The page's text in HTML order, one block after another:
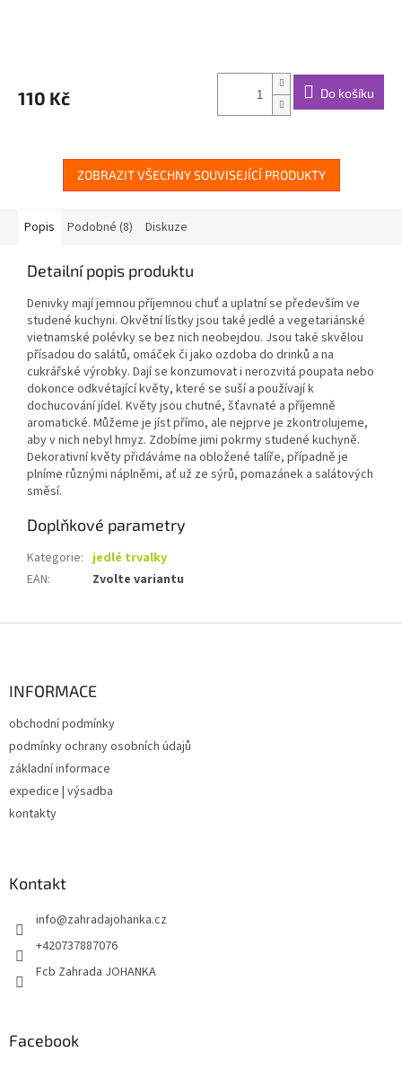
110 Kč Do košíku
ZOBRAZIT VŠECHNY SOUVISEJÍCÍ PRODUKTY
Popis Podobné (8) Diskuze
Detailní popis produktu
Denivky mají jemnou příjemnou chuť a uplatní se především ve
studené kuchyni. Okvětní lístky jsou také jedlé a vegetariánské
vietnamské polévky se bez nich neobejdou. Jsou také skvělou
přísadou do salátů, omáček či jako ozdoba do drinků a na
cukrářské výrobky. Dají se konzumovat i nerozvitá poupata nebo
dokonce odkvétající květy, které se suší a používají k
dochucování jídel. Květy jsou chutné, šťavnaté a příjemně
aromatické. Můžeme je jíst přímo, ale nejprve je zkontrolujeme,
aby v nich nebyl hmyz. Zdobíme jimi pokrmy studené kuchyně.
Dekorativní květy přidáváme na obložené talíře, případně je
plníme různými náplněmi, ať už ze sýrů, pomazánek a salátových
směsí.
Doplňkové parametry
Kategorie: jedlé trvalky
EAN: Zvolte variantu
INFORMACE
obchodní podmínky
podmínky ochrany osobních údajů
základní informace
expedice | výsadba
kontakty
Kontakt
info@zahradajohanka.cz
+420737887076
Fcb Zahrada JOHANKA
Facebook